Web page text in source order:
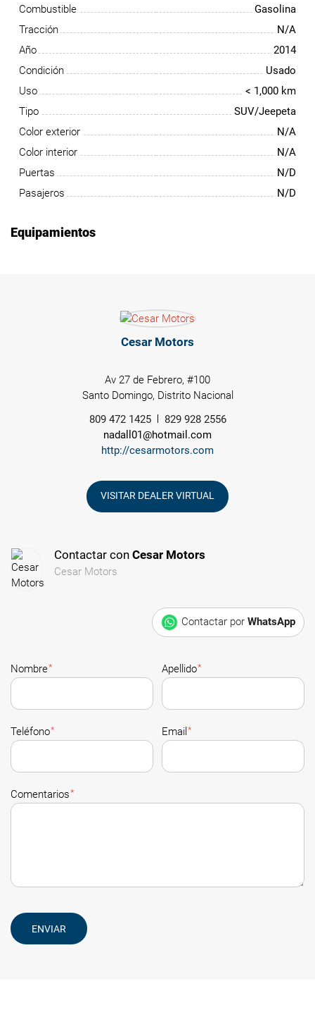
Combustible
Gasolina
Tracción
N/A
Año
2014
Condición
Usado
Uso
< 1,000 km
Tipo
SUV/Jeepeta
Color exterior
N/A
Color interior
N/A
Puertas
N/D
Pasajeros
N/D
Equipamientos
Cesar Motors
Av 27 de Febrero, #100
Santo Domingo, Distrito Nacional
809 472 1425
829 928 2556
nadall01@hotmail.com
http://cesarmotors.com
VISITAR DEALER VIRTUAL
Contactar con Cesar Motors
Cesar Motors
Contactar por WhatsApp
Nombre* Apellido*
Teléfono* Email *
Comentarios*
ENVIAR